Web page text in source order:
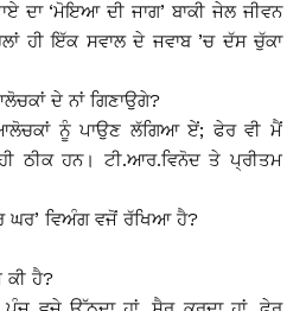
ਦਾ ‘ਮੋਇਆ ਦੀ ਜਾਗ’ ਬਾਕੀ ਜੇਲ ਜੀਵਨ
ਹੀ ਇੱਕ ਸਵਾਲ ਦੇ ਜਵਾਬ ’ਚ ਦੱਸ ਚੁੱਕਾ
ਦੇ ਨਾਂ ਗਿਣਾਉਗੇ?
ਨੂੰ ਪਾਉਣ ਲੱਗਿਆ ਏਂ; ਫੇਰ ਵੀ ਮੈਂ
ਠੀਕ ਹਨ। ਟੀ.ਆਰ.ਵਿਨੋਦ ਤੇ ਪ੍ਰੀਤਮ
ਘਰ’ ਵਿਅੰਗ ਵਜੋਂ ਰੱਖਿਆ ਹੈ?
ਕੀ ਹੈ?